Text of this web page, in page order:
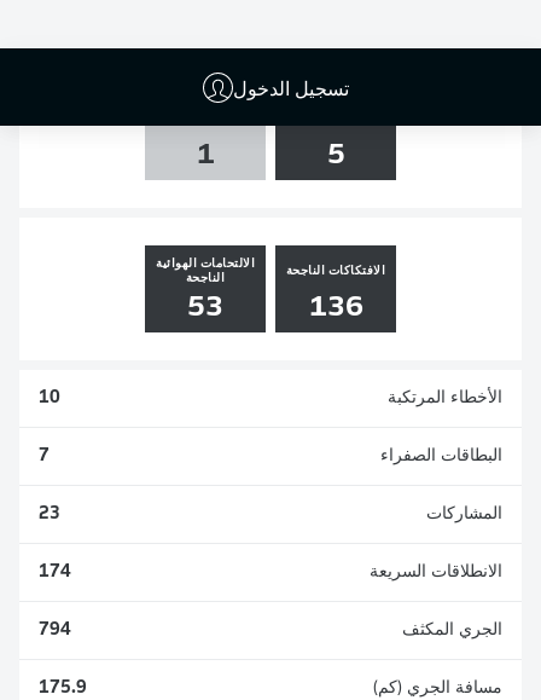
تسجيل الدخول
5
1
الافتكاكات الناجحة
136
الالتحامات الهوائية
الناجحة
53
الأخطاء المرتكبة 10
البطاقات الصفراء 7
المشاركات 23
الانطلاقات السريعة 174
الجري المكثف 794
مسافة الجري (كم) 175.9